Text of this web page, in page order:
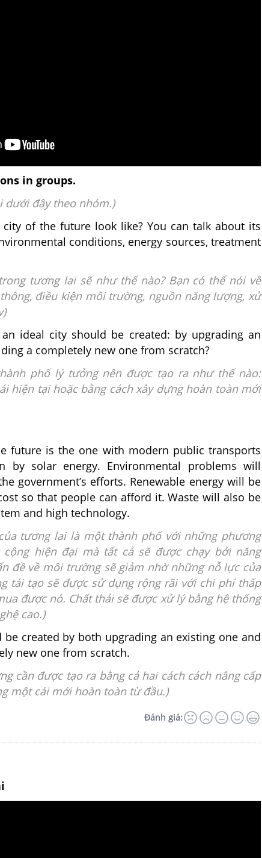
in groups.
dưới đây theo nhóm.)
of the future look like? You can talk about its
conditions, energy sources, treatment
tương lai sẽ như thế nào?Bạn có thể nói về
điều kiện môi trường, nguồn năng lượng, xử
ideal city should be created: by upgrading an
a completely new one from scratch?
phố lý tưởng nên được tạo ra như thế nào:
hiện tại hoặc bằng cách xây dựng hoàn toàn mới
future is the one with modern public transports
solar energy. Environmental problems will
government’s efforts. Renewable energy will be
so that people can afford it. Waste will also be
and high technology.
tương lai là một thành phố với những phương
cộng hiện đại mà tất cả sẽ được chạy bởi năng
đề về môi trường sẽ giảm nhờ những nỗ lực của
tái tạo sẽ được sử dụng rộng rãi với chi phí thấp
được nó. Chất thải sẽ được xử lý bằng hệ thống
cao.)
created by both upgrading an existing one and
new one from scratch.
cần được tạo ra bằng cả hai cách cách nâng cấp
một cái mới hoàn toàn từ đầu.)
Đánh giá: